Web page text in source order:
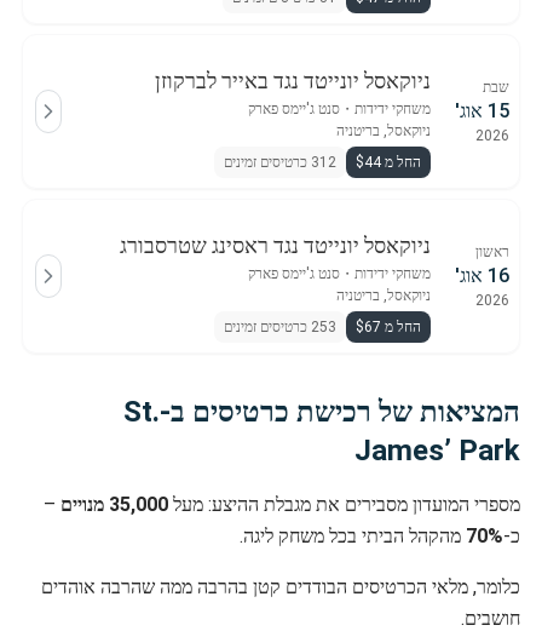
שבת
15 אוג'
2026
ניוקאסל יונייטד נגד באייר לברקוזן
משחקי ידידות ・ סנט ג'יימס פארק
ניוקאסל, בריטניה
החל מ $44
312 כרטיסים זמינים
ראשון
16 אוג'
2026
ניוקאסל יונייטד נגד ראסינג שטרסבורג
משחקי ידידות ・ סנט ג'יימס פארק
ניוקאסל, בריטניה
החל מ $67
253 כרטיסים זמינים
המציאות של רכישת כרטיסים ב-St.
James’ Park
מספרי המועדון מסבירים את מגבלת ההיצע: מעל 35,000 מנויים
–
כ-70% מהקהל הביתי בכל משחק ליגה.
כלומר, מלאי הכרטיסים הבודדים קטן בהרבה ממה שהרבה אוהדים
חושבים.